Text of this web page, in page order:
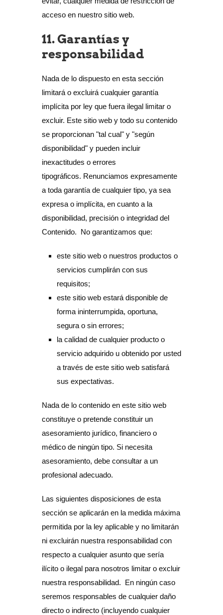
acceso en nuestro sitio web.
11. Garantías y
responsabilidad
Nada de lo dispuesto en esta sección
limitará o excluirá cualquier garantía
implícita por ley que fuera ilegal limitar o
excluir. Este sitio web y todo su contenido
se proporcionan "tal cual" y "según
disponibilidad" y pueden incluir
inexactitudes o errores
tipográficos. Renunciamos expresamente
a toda garantía de cualquier tipo, ya sea
expresa o implícita, en cuanto a la
disponibilidad, precisión o integridad del
Contenido. No garantizamos que:
este sitio web o nuestros productos o
servicios cumplirán con sus
requisitos;
este sitio web estará disponible de
forma ininterrumpida, oportuna,
segura o sin errores;
la calidad de cualquier producto o
servicio adquirido u obtenido por usted
a través de este sitio web satisfará
sus expectativas.
Nada de lo contenido en este sitio web
constituye o pretende constituir un
asesoramiento jurídico, financiero o
médico de ningún tipo. Si necesita
asesoramiento, debe consultar a un
profesional adecuado.
Las siguientes disposiciones de esta
sección se aplicarán en la medida máxima
permitida por la ley aplicable y no limitarán
ni excluirán nuestra responsabilidad con
respecto a cualquier asunto que sería
ilícito o ilegal para nosotros limitar o excluir
nuestra responsabilidad. En ningún caso
seremos responsables de cualquier daño
directo o indirecto (incluyendo cualquier